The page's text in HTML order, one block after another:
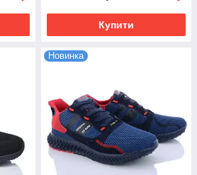
Купити
Новинка